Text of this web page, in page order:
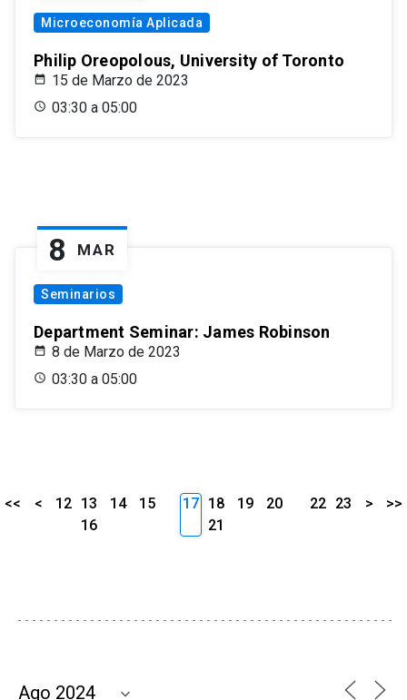
Microeconomía Aplicada
Philip Oreopolous, University of Toronto
15 de Marzo de 2023
03:30 a 05:00
8 MAR
Seminarios
Department Seminar: James Robinson
8 de Marzo de 2023
03:30 a 05:00
<< < 12 13 14
15
16
17 18 19
20
21
22 23 > >>